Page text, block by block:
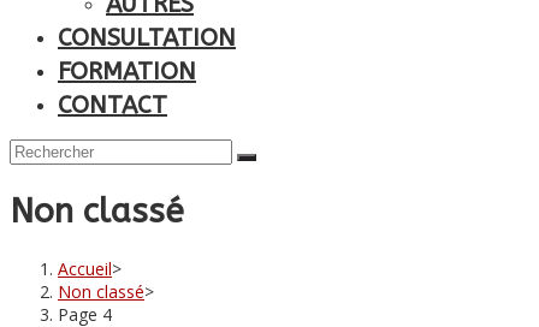
CONSULTATION
FORMATION
CONTACT
Non classé
Accueil>
Non classé>
Page 4